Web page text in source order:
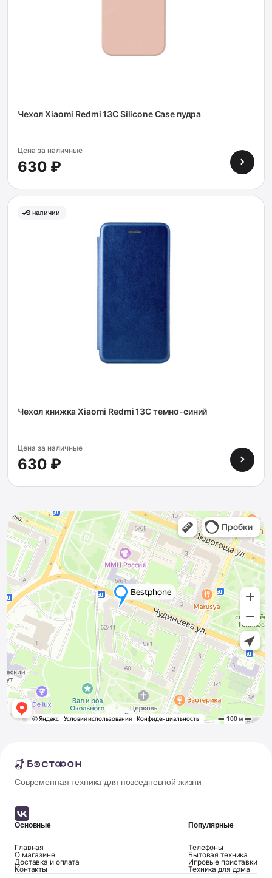
Чехол Xiaomi Redmi 13C Silicone Case пудра
Цена за наличные
630 ₽
В наличии
Чехол книжка Xiaomi Redmi 13C темно-синий
Цена за наличные
630 ₽
Современная техника для повседневной жизни
Основные
Главная
О магазине
Доставка и оплата
Контакты
Популярные
Телефоны
Бытовая техника
Игровые приставки
Техника для дома